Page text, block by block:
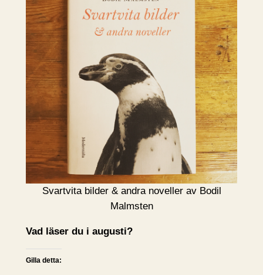
Svartvita bilder & andra noveller av Bodil
Malmsten
Vad läser du i augusti?
Gilla detta: